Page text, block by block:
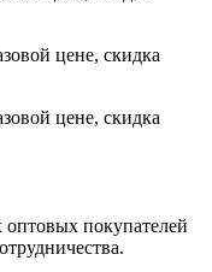
цене, скидка
цене, скидка
покупателей